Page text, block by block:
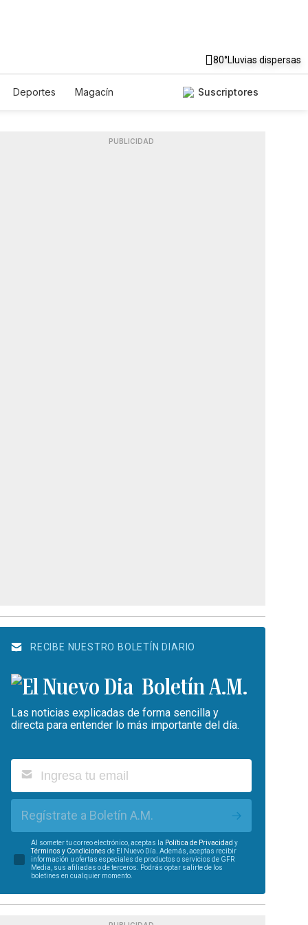
80°Lluvias dispersas
Deportes
Magacín
Suscriptores
PUBLICIDAD
RECIBE NUESTRO BOLETÍN DIARIO
Boletín A.M.
Las noticias explicadas de forma sencilla y
directa para entender lo más importante del día.
Regístrate a Boletín A.M.
Al someter tu correo electrónico, aceptas la Política de Privacidad y
Términos y Condiciones de El Nuevo Día. Además, aceptas recibir
información u ofertas especiales de productos o servicios de GFR
Media, sus afiliadas o de terceros. Podrás optar salirte de los
boletines en cualquier momento.